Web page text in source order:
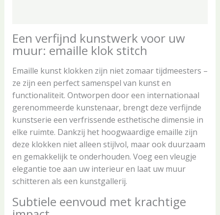
Een verfijnd kunstwerk voor uw
muur: emaille klok stitch
Emaille kunst klokken zijn niet zomaar tijdmeesters –
ze zijn een perfect samenspel van kunst en
functionaliteit. Ontworpen door een internationaal
gerenommeerde kunstenaar, brengt deze verfijnde
kunstserie een verfrissende esthetische dimensie in
elke ruimte. Dankzij het hoogwaardige emaille zijn
deze klokken niet alleen stijlvol, maar ook duurzaam
en gemakkelijk te onderhouden. Voeg een vleugje
elegantie toe aan uw interieur en laat uw muur
schitteren als een kunstgallerij.
Subtiele eenvoud met krachtige